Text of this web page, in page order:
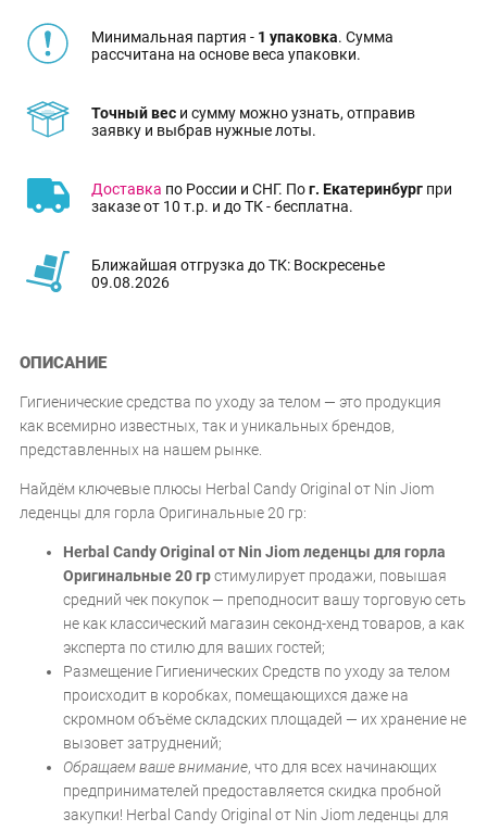
Минимальная партия - 1 упаковка. Сумма
рассчитана на основе веса упаковки.
Точный вес и сумму можно узнать, отправив
заявку и выбрав нужные лоты.
Доставка по России и СНГ. Пог. Екатеринбург при
заказе от 10 т.р. и до ТК - бесплатна.
Ближайшая отгрузка до ТК: Воскресенье
09.08.2026
ОПИСАНИЕ
Гигиенические средства по уходу за телом — это продукция
как всемирно известных, так и уникальных брендов,
представленных на нашем рынке.
Найдём ключевые плюсы Herbal Candy Original от Nin Jiom
леденцы для горла Оригинальные 20 гр:
Herbal Candy Original от Nin Jiom леденцы для горла
Оригинальные 20 грстимулирует продажи, повышая
средний чек покупок — преподносит вашу торговую сеть
не как классический магазин секонд-хенд товаров, а как
эксперта по стилю для ваших гостей;
Размещение Гигиенических Средств по уходу за телом
происходит в коробках, помещающихся даже на
скромном объёме складских площадей — их хранение не
вызовет затруднений;
Обращаем ваше внимание, что для всех начинающих
предпринимателей предоставляется скидка пробной
закупки! Herbal Candy Original от Nin Jiom леденцы для